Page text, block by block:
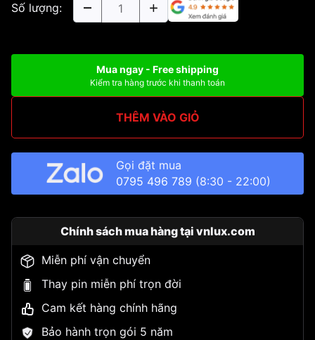
Số lượng:
Mua ngay - Free shipping
Kiểm tra hàng trước khi thanh toán
THÊM VÀO GIỎ
Gọi đặt mua
0795 496 789 (8:30 - 22:00)
Chính sách mua hàng tại vnlux.com
Miễn phí vận chuyển
Thay pin miễn phí trọn đời
Cam kết hàng chính hãng
Bảo hành trọn gói 5 năm